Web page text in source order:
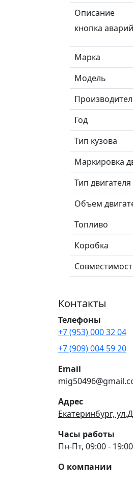
Описание
кнопка
Марка
Модель
Год
Тип кузова
Маркировка
Тип двигателя
Объем
Топливо
Коробка
Контакты
Телефоны
+7 (953) 000 32 04
+7 (909) 004 59 20
Email
Адрес
Екатеринбург,
Часы работы
Пн-Пт, 09:00 - 19:00
О компании